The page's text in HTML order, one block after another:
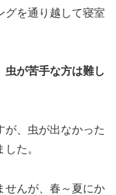
グを通り越して寝室
虫が苦手な方は難し
が、虫が出なかった
た。
せんが、春～夏にか